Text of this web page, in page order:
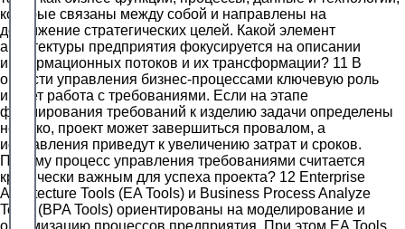
которые связаны между собой и направлены на
достижение стратегических целей. Какой элемент
архитектуры предприятия фокусируется на описании
информационных потоков и их трансформации? 11 В
области управления бизнес-процессами ключевую роль
играет работа с требованиями. Если на этапе
формирования требований к изделию задачи определены
нечетко, проект может завершиться провалом, а
исправления приведут к увеличению затрат и сроков.
Почему процесс управления требованиями считается
критически важным для успеха проекта? 12 Enterprise
Architecture Tools (EA Tools) и Business Process Analyze
Tools (BPA Tools) ориентированы на моделирование и
оптимизацию процессов предприятия. При этом EA Tools